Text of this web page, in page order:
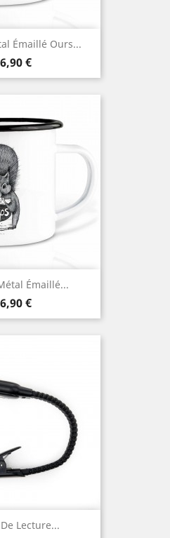
Émaillé Ours...
€
Émaillé...
€
Lecture...